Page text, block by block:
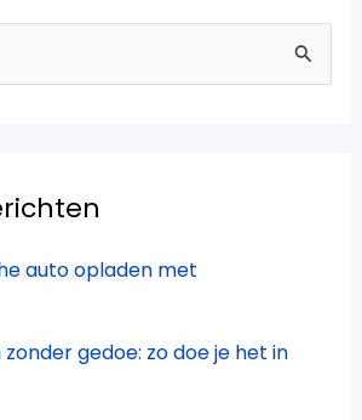
auto opladen met
gedoe: zo doe je het in